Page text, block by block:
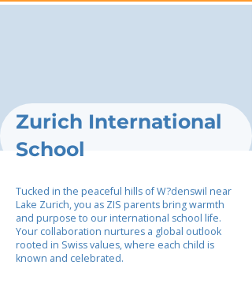
Zurich International
School
Tucked in the peaceful hills of W?denswil near
Lake Zurich, you as ZIS parents bring warmth
and purpose to our international school life.
Your collaboration nurtures a global outlook
rooted in Swiss values, where each child is
known and celebrated.